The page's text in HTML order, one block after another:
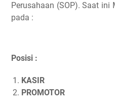
Perusahaan (SOP). Saat ini
pada :
Posisi :
KASIR
PROMOTOR